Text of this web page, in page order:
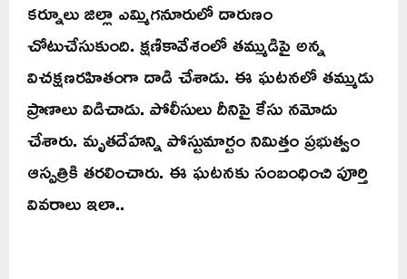
కర్నూలు జిల్లా ఎమ్మిగనూరులో దారుణం
చోటుచేసుకుంది. క్షణికావేశంలో తమ్ముడిపై అన్న
విచక్షణరహితంగా దాడి చేశాడు. ఈ ఘటనలో తమ్ముడు
ప్రాణాలు విడిచాడు. పోలీసులు దీనిపై కేసు నమోదు
చేశారు. మృతదేహన్ని పోస్టుమార్టం నిమిత్తం ప్రభుత్వం
ఆస్పత్రికి తరలించారు. ఈ ఘటనకు సంబంధించి పూర్తి
వివరాలు ఇలా..